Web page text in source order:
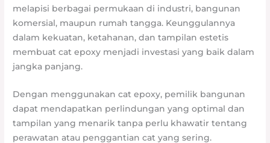
melapisi berbagai permukaan di industri, bangunan
komersial, maupun rumah tangga. Keunggulannya
dalam kekuatan, ketahanan, dan tampilan estetis
membuat cat epoxy menjadi investasi yang baik dalam
jangka panjang.
Dengan menggunakan cat epoxy, pemilik bangunan
dapat mendapatkan perlindungan yang optimal dan
tampilan yang menarik tanpa perlu khawatir tentang
perawatan atau penggantian cat yang sering.